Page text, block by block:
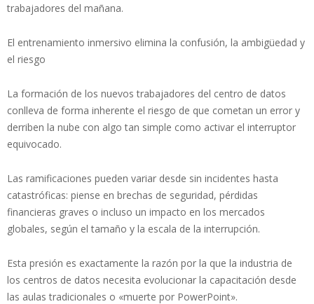
trabajadores del mañana.
El entrenamiento inmersivo elimina la confusión, la ambigüedad y
el riesgo
La formación de los nuevos trabajadores del centro de datos
conlleva de forma inherente el riesgo de que cometan un error y
derriben la nube con algo tan simple como activar el interruptor
equivocado.
Las ramificaciones pueden variar desde sin incidentes hasta
catastróficas: piense en brechas de seguridad, pérdidas
financieras graves o incluso un impacto en los mercados
globales, según el tamaño y la escala de la interrupción.
Esta presión es exactamente la razón por la que la industria de
los centros de datos necesita evolucionar la capacitación desde
las aulas tradicionales o «muerte por PowerPoint».